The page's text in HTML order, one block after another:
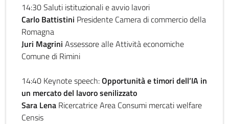
14:30 Saluti istituzionali e avvio lavori
Carlo Battistini Presidente Camera di commercio della
Romagna
Juri Magrini Assessore alle Attività economiche
Comune di Rimini
14:40 Keynote speech:Opportunità e timori dell’IA in
un mercato del lavoro senilizzato
Sara Lena Ricercatrice Area Consumi mercati welfare
Censis